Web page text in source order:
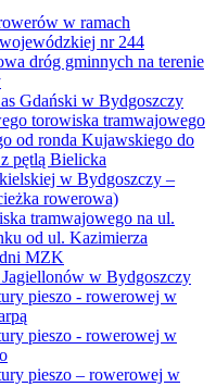
w ramach
nr 244
dróg gminnych na terenie
Gdański w Bydgoszczy
torowiska tramwajowego
od ronda Kujawskiego do
pętlą Bielicka
w Bydgoszczy –
rowerowa)
tramwajowego na ul.
od ul. Kazimierza
MZK
w Bydgoszczy
pieszo - rowerowej w
pieszo - rowerowej w
pieszo – rowerowej w